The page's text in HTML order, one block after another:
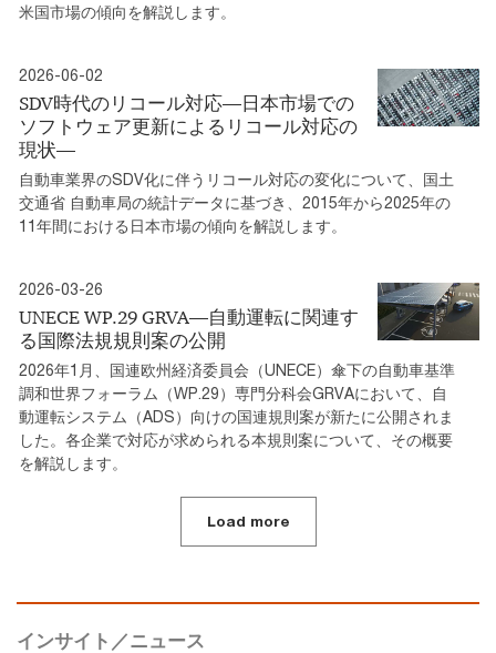
米国市場の傾向を解説します。
2026-06-02
SDV時代のリコール対応―日本市場での
ソフトウェア更新によるリコール対応の
現状―
自動車業界のSDV化に伴うリコール対応の変化について、国土
交通省 自動車局の統計データに基づき、2015年から2025年の
11年間における日本市場の傾向を解説します。
2026-03-26
UNECE WP.29 GRVA―自動運転に関連す
る国際法規規則案の公開
2026年1月、国連欧州経済委員会（UNECE）傘下の自動車基準
調和世界フォーラム（WP.29）専門分科会GRVAにおいて、自
動運転システム（ADS）向けの国連規則案が新たに公開されま
した。各企業で対応が求められる本規則案について、その概要
を解説します。
Load more
インサイト／ニュース